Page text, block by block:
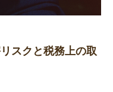
スクと税務上の取